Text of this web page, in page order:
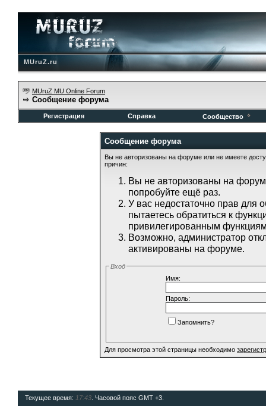
MUruZ.ru
MUruZ MU Online Forum
Сообщение форума
Регистрация Справка Сообщество
Сообщение форума
Вы не авторизованы на форуме или не имеете
причин:
Вы не авторизованы на
попробуйте ещё раз.
У вас недостаточно прав для
пытаетесь обратиться к
привилегированным
Возможно, администратор
активированы на форуме.
Вход
Имя:
Пароль:
Запомнить?
Для просмотра этой страницы необходимо
Текущее время: 17:43 . Часовой пояс GMT +3.